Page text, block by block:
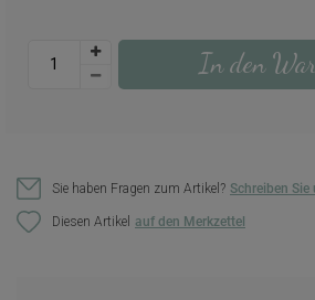
In den
Sie haben Fragen zum Artikel? Schreiben Sie
Diesen Artikel